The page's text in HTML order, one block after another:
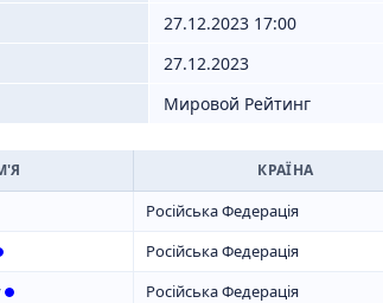
27.12.2023 17:00
27.12.2023
Мировой Рейтинг
КРАЇНА
Російська Федерація
Російська Федерація
Російська Федерація